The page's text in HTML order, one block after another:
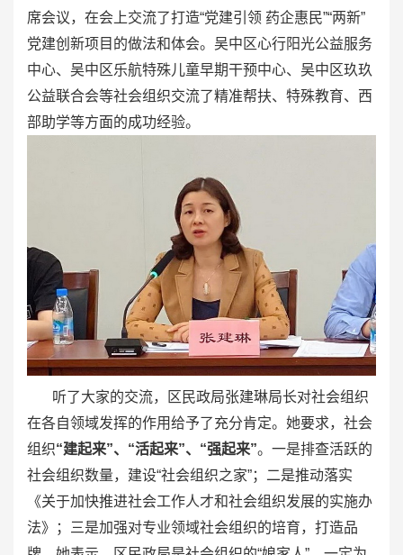
席会议，在会上交流了打造“党建引领 药企惠民”“两新”
党建创新项目的做法和体会。吴中区心行阳光公益服务
中心、吴中区乐航特殊儿童早期干预中心、吴中区玖玖
公益联合会等社会组织交流了精准帮扶、特殊教育、西
部助学等方面的成功经验。
听了大家的交流，区民政局张建琳局长对社会组织
在各自领域发挥的作用给予了充分肯定。她要求，社会
组织“建起来”、“活起来”、“强起来”。一是排查活跃的
社会组织数量，建设“社会组织之家”；二是推动落实
《关于加快推进社会工作人才和社会组织发展的实施办
法》；三是加强对专业领域社会组织的培育，打造品